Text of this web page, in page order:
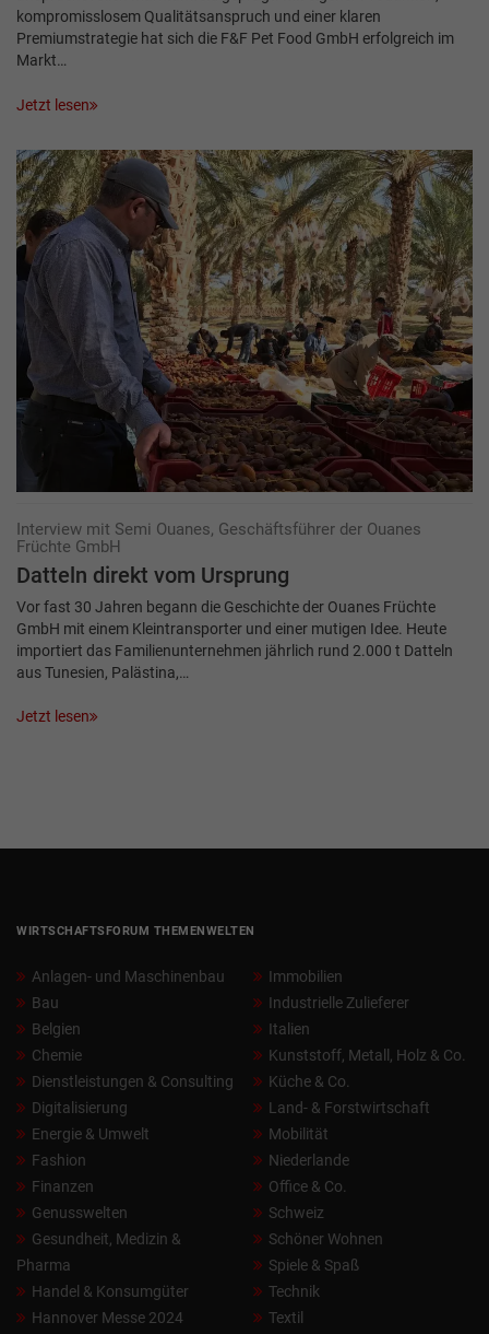
kompromisslosem Qualitätsanspruch und einer klaren
Premiumstrategie hat sich die F&F Pet Food GmbH erfolgreich im
Markt…
Jetzt lesen
Interview mit Semi Ouanes, Geschäftsführer der Ouanes
Früchte GmbH
Datteln direkt vom Ursprung
Vor fast 30 Jahren begann die Geschichte der Ouanes Früchte
GmbH mit einem Kleintransporter und einer mutigen Idee. Heute
importiert das Familienunternehmen jährlich rund 2.000 t Datteln
aus Tunesien, Palästina,…
Jetzt lesen
WIRTSCHAFTSFORUM THEMENWELTEN
Anlagen- und Maschinenbau
Bau
Belgien
Chemie
Dienstleistungen & Consulting
Digitalisierung
Energie & Umwelt
Fashion
Finanzen
Genusswelten
Gesundheit, Medizin &
Pharma
Handel & Konsumgüter
Hannover Messe 2024
Immobilien
Industrielle Zulieferer
Italien
Kunststoff, Metall, Holz & Co.
Küche & Co.
Land- & Forstwirtschaft
Mobilität
Niederlande
Office & Co.
Schweiz
Schöner Wohnen
Spiele & Spaß
Technik
Textil